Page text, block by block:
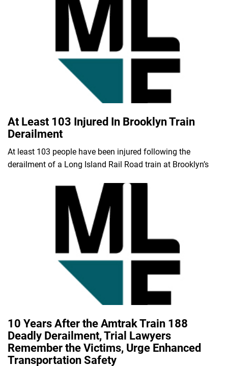
At Least 103 Injured In Brooklyn Train
Derailment
At least 103 people have been injured following the
derailment of a Long Island Rail Road train at Brooklyn’s
10 Years After the Amtrak Train 188
Deadly Derailment, Trial Lawyers
Remember the Victims, Urge Enhanced
Transportation Safety